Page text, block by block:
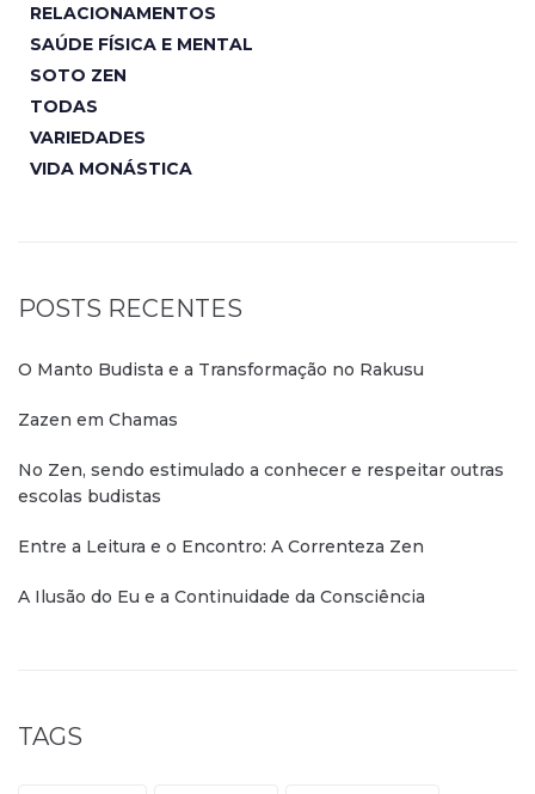
RELACIONAMENTOS
SAÚDE FÍSICA E MENTAL
SOTO ZEN
TODAS
VARIEDADES
VIDA MONÁSTICA
POSTS RECENTES
O Manto Budista e a Transformação no Rakusu
Zazen em Chamas
No Zen, sendo estimulado a conhecer e respeitar outras
escolas budistas
Entre a Leitura e o Encontro: A Correnteza Zen
A Ilusão do Eu e a Continuidade da Consciência
TAGS